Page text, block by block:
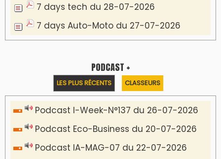
7 days tech du 28-07-2026
7 days Auto-Moto du 27-07-2026
PODCAST +
LES PLUS RÉCENTS CLASSEURS
Podcast I-Week-N°137 du 26-07-2026
Podcast Eco-Business du 20-07-2026
Podcast IA-MAG-07 du 22-07-2026